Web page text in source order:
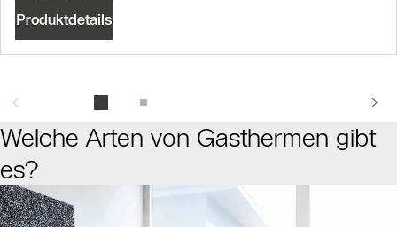
Produktdetails
Welche Arten von Gasthermen gibt
es?